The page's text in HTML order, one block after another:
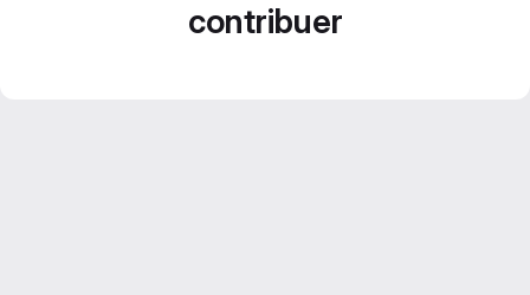
contribuer